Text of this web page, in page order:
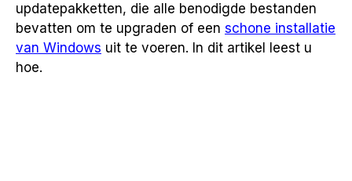
updatepakketten, die alle benodigde bestanden
bevatten om te upgraden of een schone installatie
van Windows uit te voeren. In dit artikel leest u
hoe.